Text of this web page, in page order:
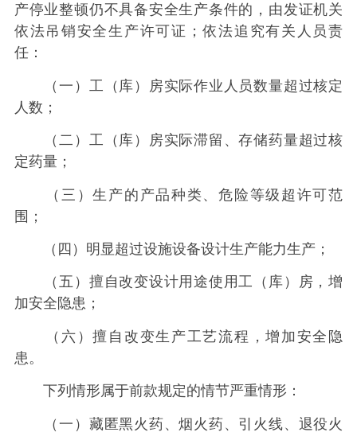
产停业整顿仍不具备安全生产条件的，由发证机关
依法吊销安全生产许可证；依法追究有关人员责
任：
（一）工（库）房实际作业人员数量超过核定
人数；
（二）工（库）房实际滞留、存储药量超过核
定药量；
（三）生产的产品种类、危险等级超许可范
围；
（四）明显超过设施设备设计生产能力生产；
（五）擅自改变设计用途使用工（库）房，增
加安全隐患；
（六）擅自改变生产工艺流程，增加安全隐
患。
下列情形属于前款规定的情节严重情形：
（一）藏匿黑火药、烟火药、引火线、退役火